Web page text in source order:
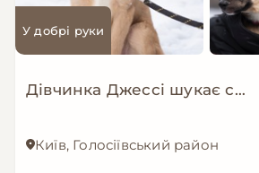
У добрі руки
Дівчинка Джессі шукає свою сімʼю
Київ, Голосіївський район